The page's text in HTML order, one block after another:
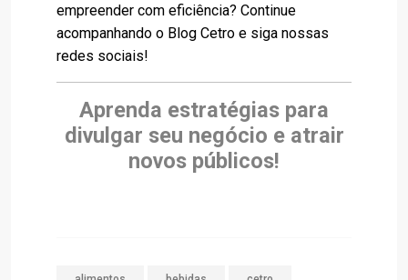
empreender com eficiência? Continue
acompanhando o Blog Cetro e siga nossas
redes sociais!
Aprenda estratégias para
divulgar seu negócio e atrair
novos públicos!